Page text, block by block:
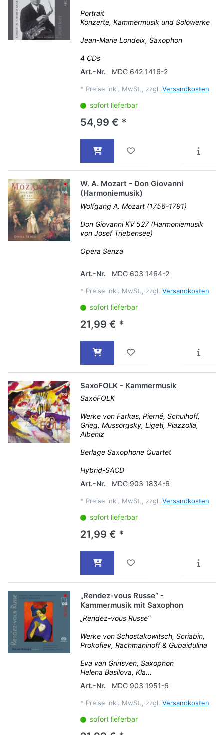
Portrait
Konzerte, Kammermusik und Solowerke
Jean-Marie Londeix, Saxophon
4 CDs
Art.-Nr.
MDG 642 1416-2
* Preise inkl. MwSt., zzgl. Versandkosten
sofort lieferbar
54,99 € *
W. A. Mozart - Don Giovanni
(Harmoniemusik)
Wolfgang A. Mozart (1756-1791)
Don Giovanni KV 527 (Harmoniemusik
von Josef Triebensee)
Opera Senza
Art.-Nr. MDG 603 1464-2
* Preise inkl. MwSt., zzgl. Versandkosten
sofort lieferbar
21,99 € *
SaxoFOLK - Kammermusik
SaxoFOLK
Werke von Farkas, Pierné, Schulhoff,
Grieg, Mussorgsky, Ligeti, Piazzolla,
Albeniz
Berlage Saxophone Quartet
Hybrid-SACD
Art.-Nr.
MDG 903 1834-6
* Preise inkl. MwSt., zzgl. Versandkosten
sofort lieferbar
21,99 € *
„Rendez-vous Russe“ -
Kammermusik mit Saxophon
„Rendez-vous Russe“
Werke von Schostakowitsch, Scriabin,
Prokofiev, Rachmaninoff & Gubaidulina
Eva van Grinsven, Saxophon
Helena Basilova, Kla...
Art.-Nr.
MDG 903 1951-6
* Preise inkl. MwSt., zzgl. Versandkosten
sofort lieferbar